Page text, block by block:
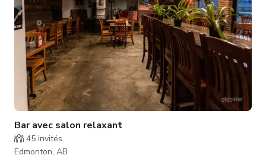
Bar avec salon relaxant
45 invités
Edmonton, AB